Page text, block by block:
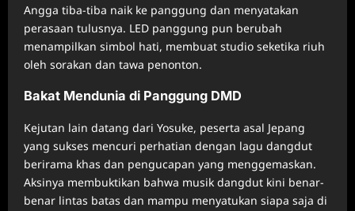
Angga tiba-tiba naik ke panggung dan menyatakan
perasaan tulusnya. LED panggung pun berubah
menampilkan simbol hati, membuat studio seketika riuh
oleh sorakan dan tawa penonton.
Bakat Mendunia di Panggung DMD
Kejutan lain datang dari Yosuke, peserta asal Jepang
yang sukses mencuri perhatian dengan lagu dangdut
berirama khas dan pengucapan yang menggemaskan.
Aksinya membuktikan bahwa musik dangdut kini benar-
benar lintas batas dan mampu menyatukan siapa saja di